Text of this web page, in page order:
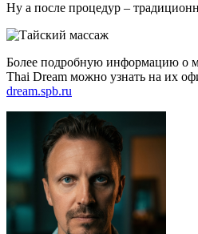
Ну а после процедур –
Более подробную информацию о
Thai Dream можно узнать на их
dream.spb.ru